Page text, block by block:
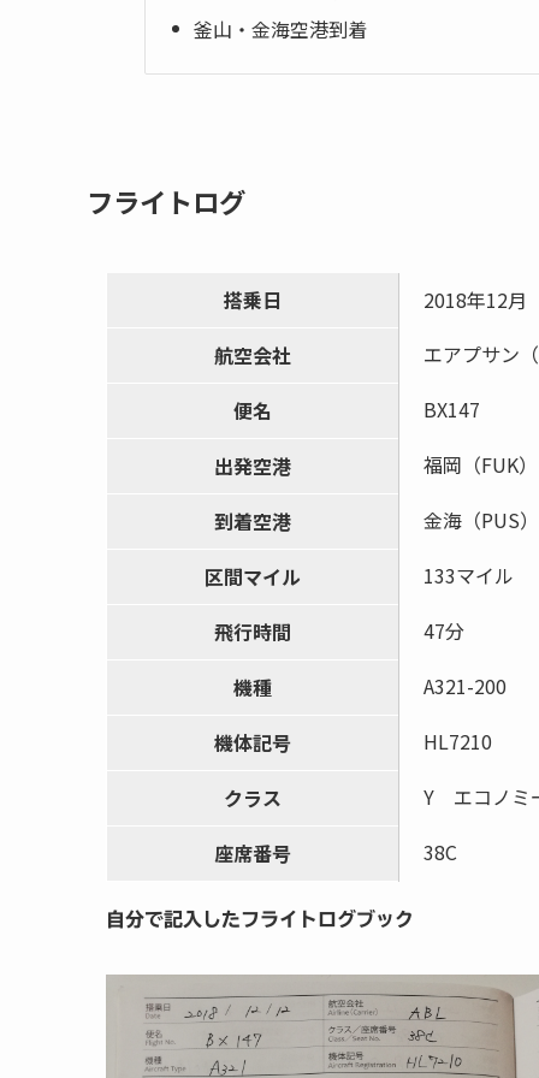
釜山・金海空港到着
フライトログ
搭乗日
2018年12月
航空会社
エアプサン
便名
BX147
出発空港
福岡（FUK）
到着空港
金海（PUS）
区間マイル
133マイル
飛行時間
47分
機種
A321-200
機体記号
HL7210
クラス
Y エコノミ
座席番号
38C
自分で記入したフライトログブック